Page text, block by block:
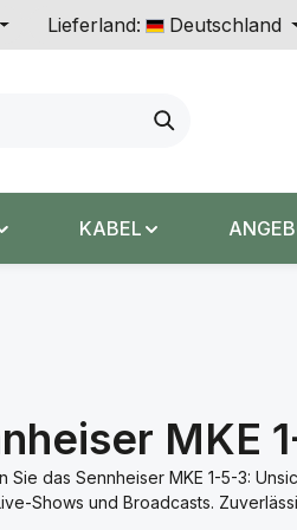
Lieferland: Deutschland
KABEL
MKE
Sie das Sennheiser MKE 1-5-3:
Shows und Broadcasts.